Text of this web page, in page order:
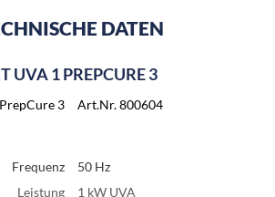
DATEN
UVA 1 PREPCURE 3
3 Art.Nr. 800604
Frequenz
50 Hz
Leistung
1 kW UVA